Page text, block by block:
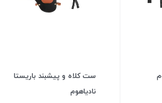
ست کلاه و پیشبند باریستا
نادیاهوم